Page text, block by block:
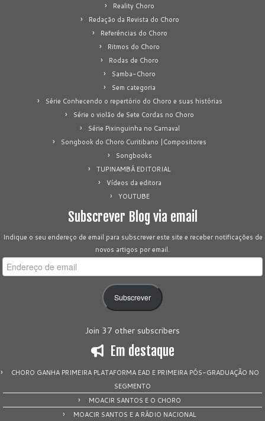
Reality Choro
Redação da Revista do Choro
Referências do Choro
Ritmos do Choro
Rodas de Choro
Samba-Choro
Sem categoria
Série Conhecendo o repertório do Choro e suas histórias
Série o violão de Sete Cordas no Choro
Série Pixinguinha no Carnaval
Songbook do Choro Curitibano |Compositores
Songbooks
TUPINAMBÁ EDITORIAL
Vídeos da editora
YOUTUBE
Subscrever Blog via email
Indique o seu endereço de email para subscrever este site e receber notificações de
novos artigos por email.
Endereço
de
Subscrever
Join 37 other subscribers
Em destaque
CHORO GANHA PRIMEIRA PLATAFORMA EAD E PRIMEIRA PÓS-GRADUAÇÃO NO
SEGMENTO
MOACIR SANTOS E O CHORO
MOACIR SANTOS E A RÁDIO NACIONAL